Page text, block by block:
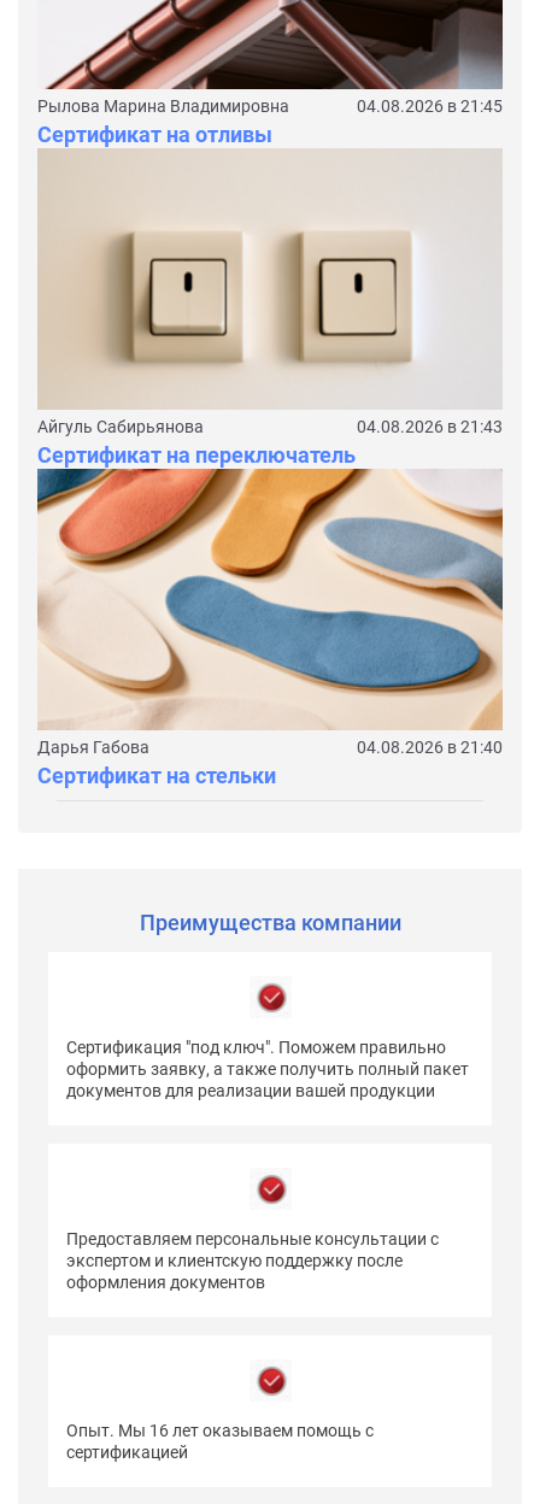
Рылова Марина Владимировна 04.08.2026 в 21:45
Сертификат на отливы
Айгуль Сабирьянова 04.08.2026 в 21:43
Сертификат на переключатель
Дарья Габова 04.08.2026 в 21:40
Сертификат на стельки
Преимущества компании
Сертификация "под ключ". Поможем правильно
оформить заявку, а также получить полный пакет
документов для реализации вашей продукции
Предоставляем персональные консультации с
экспертом и клиентскую поддержку после
оформления документов
Опыт. Мы 16 лет оказываем помощь с
сертификацией